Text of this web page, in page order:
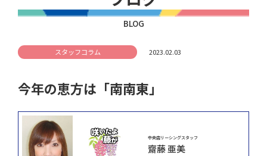
BLOG
スタッフコラム 2023.02.03
今年の恵方は「南南東」
中央店リーシングスタッフ
齋藤 亜美